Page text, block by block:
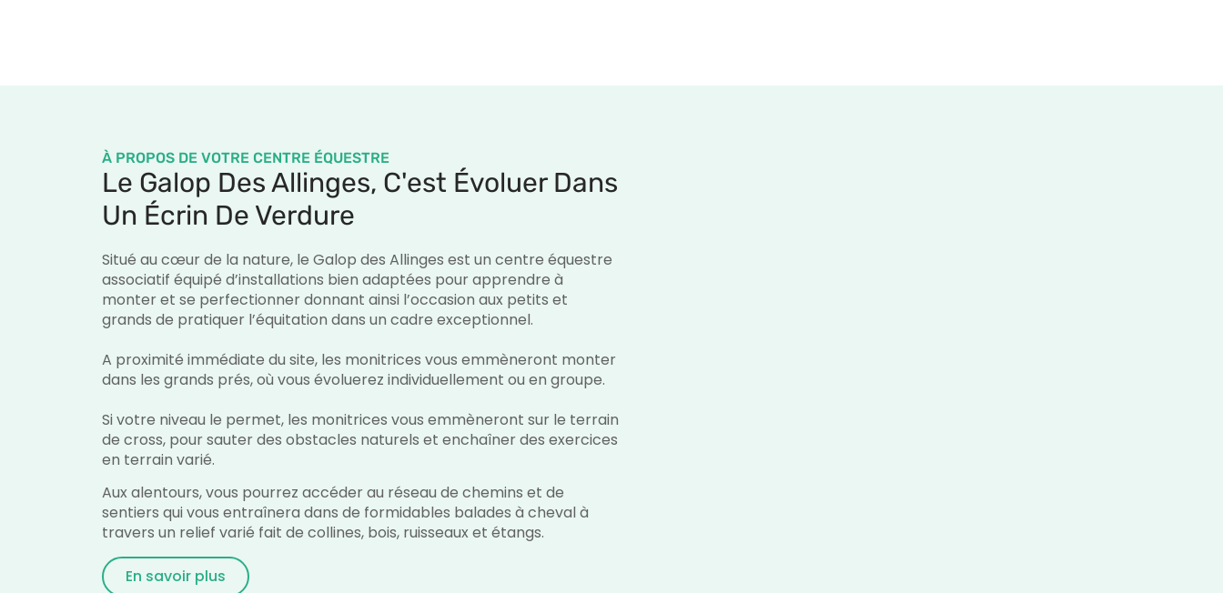
À PROPOS DE VOTRE CENTRE ÉQUESTRE
Le Galop Des Allinges, C'est Évoluer Dans
Un Écrin De Verdure
Situé au cœur de la nature, le Galop des Allinges est un centre équestre
associatif équipé d’installations bien adaptées pour apprendre à
monter et se perfectionner donnant ainsi l’occasion aux petits et
grands de pratiquer l’équitation dans un cadre exceptionnel.
A proximité immédiate du site, les monitrices vous emmèneront monter
dans les grands prés, où vous évoluerez individuellement ou en groupe.
Si votre niveau le permet, les monitrices vous emmèneront sur le terrain
de cross, pour sauter des obstacles naturels et enchaîner des exercices
en terrain varié.
Aux alentours, vous pourrez accéder au réseau de chemins et de
sentiers qui vous entraînera dans de formidables balades à cheval à
travers un relief varié fait de collines, bois, ruisseaux et étangs.
En savoir plus